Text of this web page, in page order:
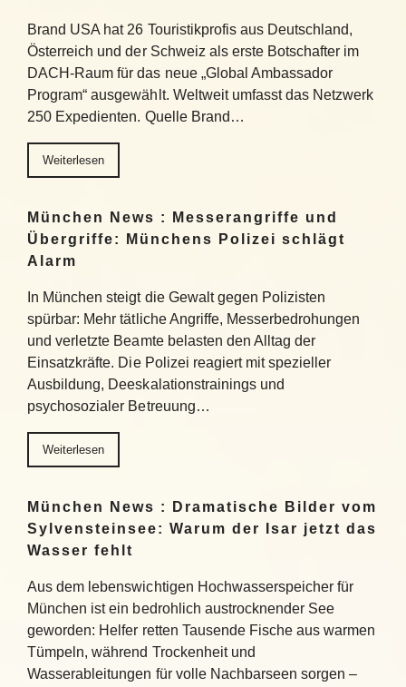
Brand USA hat 26 Touristikprofis aus Deutschland,
Österreich und der Schweiz als erste Botschafter im
DACH-Raum für das neue „Global Ambassador
Program“ ausgewählt. Weltweit umfasst das Netzwerk
250 Expedienten. Quelle Brand…
Weiterlesen
München News : Messerangriffe und
Übergriffe: Münchens Polizei schlägt
Alarm
In München steigt die Gewalt gegen Polizisten
spürbar: Mehr tätliche Angriffe, Messerbedrohungen
und verletzte Beamte belasten den Alltag der
Einsatzkräfte. Die Polizei reagiert mit spezieller
Ausbildung, Deeskalationstrainings und
psychosozialer Betreuung…
Weiterlesen
München News : Dramatische Bilder vom
Sylvensteinsee: Warum der Isar jetzt das
Wasser fehlt
Aus dem lebenswichtigen Hochwasserspeicher für
München ist ein bedrohlich austrocknender See
geworden: Helfer retten Tausende Fische aus warmen
Tümpeln, während Trockenheit und
Wasserableitungen für volle Nachbarseen sorgen –